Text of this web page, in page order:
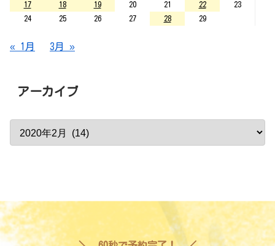
17
18 19 20 21 22
23
24
25 26 27 28 29
« 1月 3月 »
アーカイブ